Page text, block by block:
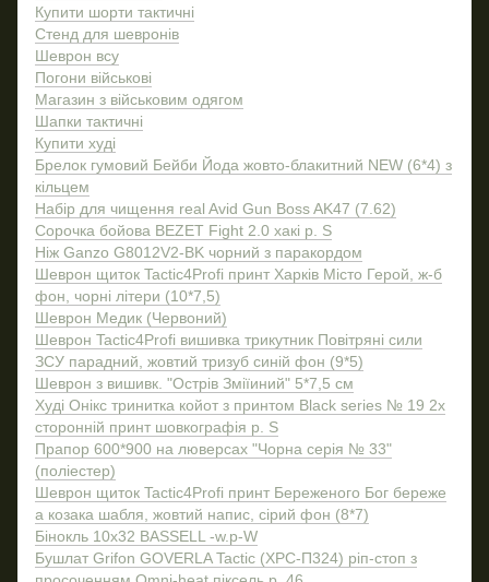
Купити шорти тактичні
Стенд для шевронів
Шеврон всу
Погони військові
Магазин з військовим одягом
Шапки тактичні
Купити худі
Брелок гумовий Бейби Йода жовто-блакитний NEW (6*4) з
кільцем
Набір для чищення real Avid Gun Boss AK47 (7.62)
Сорочка бойова BEZET Fight 2.0 хакі р. S
Ніж Ganzo G8012V2-BK чорний з паракордом
Шеврон щиток Tactic4Profi принт Харків Місто Герой, ж-б
фон, чорні літери (10*7,5)
Шеврон Медик (Червоний)
Шеврон Tactic4Profi вишивка трикутник Повітряні сили
ЗСУ парадний, жовтий тризуб синій фон (9*5)
Шеврон з вишивк. "Острів Зміїиний" 5*7,5 см
Худі Онікс тринитка койот з принтом Black series № 19 2х
сторонній принт шовкографія р. S
Прапор 600*900 на люверсах "Чорна серія № 33"
(поліестер)
Шеврон щиток Tactic4Profi принт Береженого Бог береже
а козака шабля, жовтий напис, сірий фон (8*7)
Бінокль 10x32 BASSELL -w.p-W
Бушлат Grifon GOVERLA Tactic (XPC-П324) ріп-стоп з